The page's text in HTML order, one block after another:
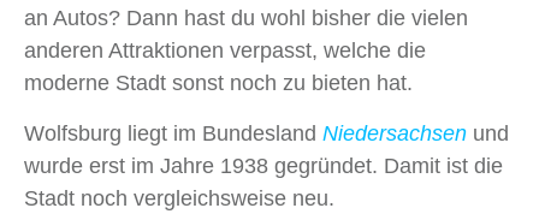
an Autos? Dann hast du wohl bisher die vielen
anderen Attraktionen verpasst, welche die
moderne Stadt sonst noch zu bieten hat.
Wolfsburg liegt im Bundesland Niedersachsen und
wurde erst im Jahre 1938 gegründet. Damit ist die
Stadt noch vergleichsweise neu.